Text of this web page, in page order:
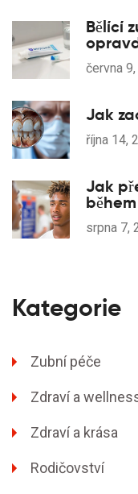
Bělící
června
Jak
října 14,
Jak
srpna 7,
Kategorie
Zubní péče
Zdraví a
Zdraví a krása
Rodičovství